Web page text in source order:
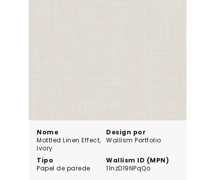
Nome
Mottled Linen Effect,
Ivory
Design por
Wallism Portfolio
Tipo
Papel de parede
Wallism ID (MPN)
11nzD19NPqQo